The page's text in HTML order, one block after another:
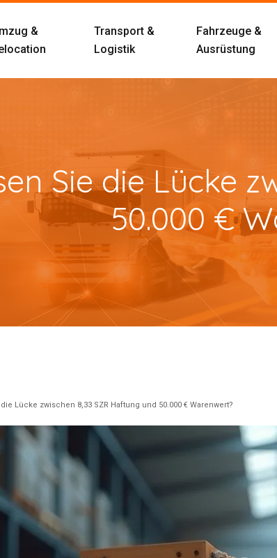
&
Transport &
Logistik
Fahrzeuge &
Ausrüstung
Sie die Lücke
50.000 €
Lücke zwischen 8,33 SZR Haftung und 50.000 € Warenwert?